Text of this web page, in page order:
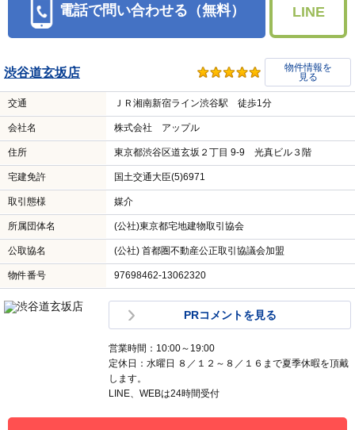
電話で問い合わせる（無料） LINE
渋谷道玄坂店
物件情報を
見る
交通 ＪＲ湘南新宿ライン渋谷駅 徒歩1分
会社名 株式会社 アップル
住所 東京都渋谷区道玄坂２丁目 9-9 光真ビル３階
宅建免許 国土交通大臣(5)6971
取引態様 媒介
所属団体名 (公社)東京都宅地建物取引協会
公取協名 (公社) 首都圏不動産公正取引協議会加盟
物件番号 97698462-13062320
PRコメントを見る
営業時間：10:00～19:00
定休日：水曜日 ８／１２～８／１６まで夏季休暇を頂戴
します。
LINE、WEBは24時間受付